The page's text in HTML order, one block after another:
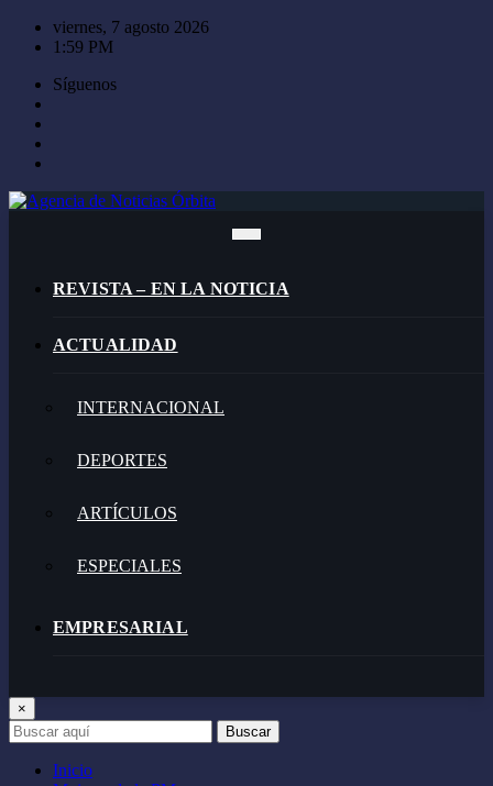
Saltar
viernes, 7 agosto 2026
1:59 PM
Síguenos
REVISTA – EN LA NOTICIA
ACTUALIDAD
INTERNACIONAL
DEPORTES
ARTÍCULOS
ESPECIALES
EMPRESARIAL
×
Buscar
Inicio